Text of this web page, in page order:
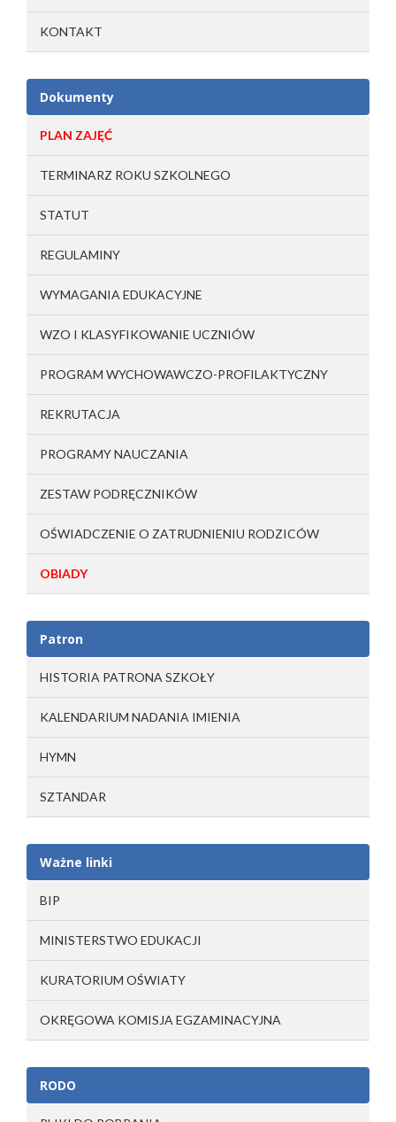
KONTAKT
Dokumenty
PLAN ZAJĘĆ
TERMINARZ ROKU SZKOLNEGO
STATUT
REGULAMINY
WYMAGANIA EDUKACYJNE
WZO I KLASYFIKOWANIE UCZNIÓW
PROGRAM WYCHOWAWCZO-PROFILAKTYCZNY
REKRUTACJA
PROGRAMY NAUCZANIA
ZESTAW PODRĘCZNIKÓW
OŚWIADCZENIE O ZATRUDNIENIU RODZICÓW
OBIADY
Patron
HISTORIA PATRONA SZKOŁY
KALENDARIUM NADANIA IMIENIA
HYMN
SZTANDAR
Ważne linki
BIP
MINISTERSTWO EDUKACJI
KURATORIUM OŚWIATY
OKRĘGOWA KOMISJA EGZAMINACYJNA
RODO